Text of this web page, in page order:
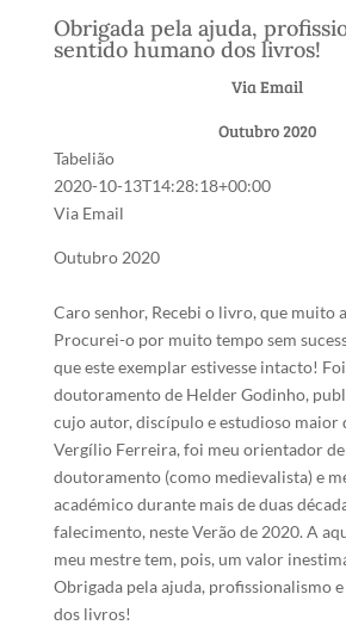
Obrigada pela ajuda,
sentido humano dos livros!
Via Email
Outubro 2020
Tabelião
2020-10-13T14:28:18+00:00
Via Email
Outubro 2020
Caro senhor, Recebi o livro, que muito
Procurei-o por muito tempo sem
que este exemplar estivesse intacto!
doutoramento de Helder Godinho,
cujo autor, discípulo e estudioso maior
Vergílio Ferreira, foi meu orientador
doutoramento (como medievalista) e
académico durante mais de duas
falecimento, neste Verão de 2020. A
meu mestre tem, pois, um valor
Obrigada pela ajuda, profissionalismo
dos livros!